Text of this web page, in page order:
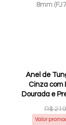
Anel de
Cinza com
Dourada e
(FJ74-8)
R$
Valor